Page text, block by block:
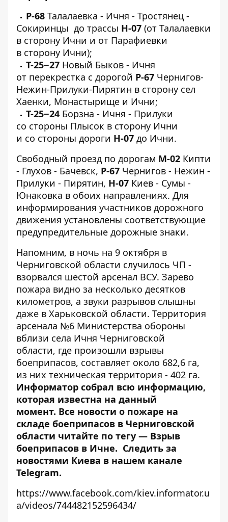
Р-68 Талалаевка - Ичня - Тростянец -
Сокиринцы до трассы Н-07 (от Талалаевки
в сторону Ични и от Парафиевки
в сторону Ични);
Т-25−27 Новый Быков - Ичня
от перекрестка с дорогой Р-67 Чернигов-
Нежин-Прилуки-Пирятин в сторону сел
Хаенки, Монастырище и Ични;
Т-25−24 Борзна - Ичня - Прилуки
со стороны Плысок в сторону Ични
и со стороны дороги Н-07 до Ични.
Свободный проезд по дорогам М-02 Кипти
- Глухов - Бачевск, Р-67 Чернигов - Нежин -
Прилуки - Пирятин, Н-07 Киев - Сумы -
Юнаковка в обоих направлениях. Для
информирования участников дорожного
движения установлены соответствующие
предупредительные дорожные знаки.
Напомним, в ночь на 9 октября в
Черниговской области случилось ЧП -
взорвался шестой арсенал ВСУ. Зарево
пожара видно за несколько десятков
километров, а звуки разрывов слышны
даже в Харьковской области. Территория
арсенала №6 Министерства обороны
вблизи села Ичня Черниговской
области, где произошли взрывы
боеприпасов, составляет около 682,6 га,
из них техническая территория - 402 га.
Информатор собрал всю информацию,
которая известна на данный
момент. Все новости о пожаре на
складе боеприпасов в Черниговской
области читайте по тегу — Взрыв
боеприпасов в Ичне. Следить за
новостями Киева в нашем канале
Telegram.
https://www.facebook.com/kiev.informator.u
a/videos/744482152596434/